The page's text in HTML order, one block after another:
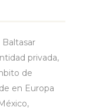
privada,
de
en Europa